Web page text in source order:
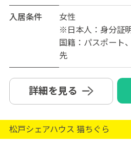
入居条件
女性
※日本人：身分証
国籍：パスポート
先
詳細を見る
松戸シェアハウス 猫ちぐら